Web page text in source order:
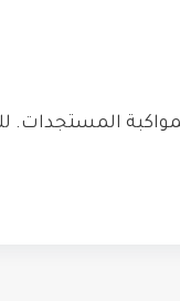
المستجدات.